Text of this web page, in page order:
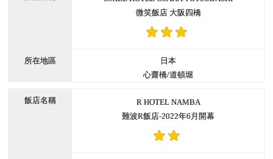
微笑飯店 大阪四橋
日本
心齋橋/道頓堀
R HOTEL NAMBA
難波R飯店-2022年6月開幕